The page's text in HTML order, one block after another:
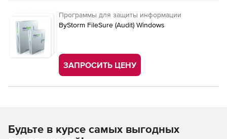
Программы для защиты информации
ByStorm FileSure (Audit) Windows
ЗАПРОСИТЬ ЦЕНУ
Будьте в курсе самых выгодных